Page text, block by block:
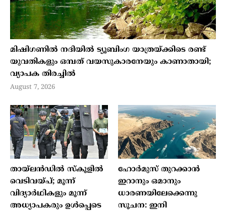
മിഷിഗണില്‍ നദിയില്‍ ട്യൂബിംഗ യാത്രയ്ക്കിടെ രണ്ട്
യുവതികളും ഒമ്പത് വയസുകാരനേയും കാണാതായി;
വ്യാപക തിരച്ചില്‍
August 7, 2026
തായ്ലന്‍ഡില്‍ സ്‌കൂളില്‍
വെടിവയ്പ്; മൂന്ന്
വിദ്യാര്‍ഥികളും മൂന്ന്
അധ്യാപകരും ഉള്‍പ്പെടെ
ഹോര്‍മുസ് തുറക്കാന്‍
ഇറാനും ഒമാനും
ധാരണയിലേക്കെന്നു
സൂചന: ഇനി